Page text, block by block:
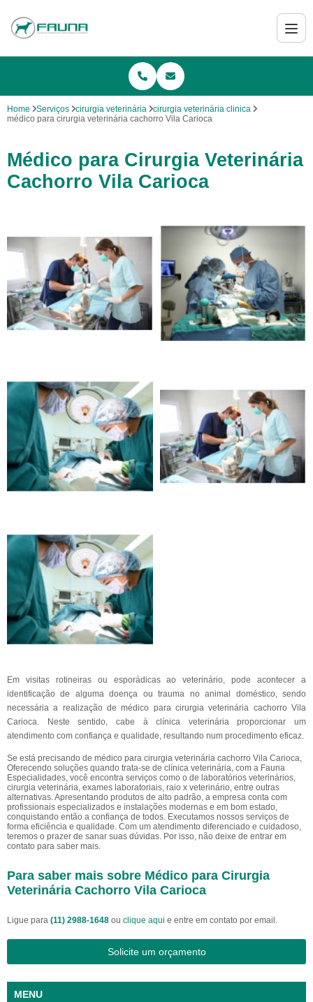
Home Serviços cirurgia veterinária
cirurgia veterinária clinica
médico para cirurgia veterinária cachorro Vila Carioca
Médico para Cirurgia Veterinária
Cachorro Vila Carioca
Em visitas rotineiras ou esporádicas ao veterinário, pode acontecer a
identificação de alguma doença ou trauma no animal doméstico, sendo
necessária a realização de médico para cirurgia veterinária cachorro Vila
Carioca. Neste sentido, cabe à clínica veterinária proporcionar um
atendimento com confiança e qualidade, resultando num procedimento eficaz.
Se está precisando de médico para cirurgia veterinária cachorro Vila Carioca,
Oferecendo soluções quando trata-se de clínica veterinária, com a Fauna
Especialidades, você encontra serviços como o de laboratórios veterinários,
cirurgia veterinária, exames laboratoriais, raio x veterinário, entre outras
alternativas. Apresentando produtos de alto padrão, a empresa conta com
profissionais especializados e instalações modernas e em bom estado,
conquistando então a confiança de todos. Executamos nossos serviços de
forma eficiência e qualidade. Com um atendimento diferenciado e cuidadoso,
teremos o prazer de sanar suas dúvidas. Por isso, não deixe de entrar em
contato para saber mais.
Para saber mais sobre Médico para Cirurgia
Veterinária Cachorro Vila Carioca
Ligue para (11) 2988-1648 ou clique aqui e entre em contato por email.
Solicite um orçamento
MENU